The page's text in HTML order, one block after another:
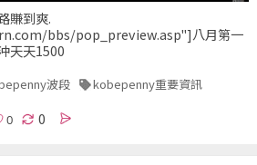
賺到爽.
bbs/pop_preview.asp"]八月第一
天天1500
波段 kobepenny重要資訊
0